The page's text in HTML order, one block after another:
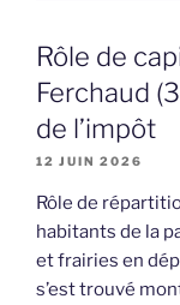
Rôle de
Ferchaud
de l’impôt
12 JUIN 2026
Rôle de
habitants de la
et frairies en
s’est trouvé